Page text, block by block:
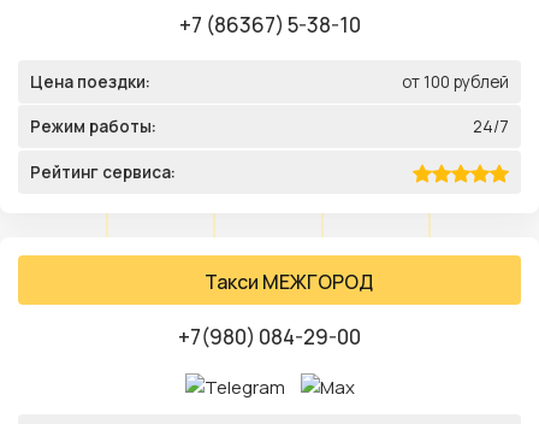
+7 (86367) 5-38-10
Цена поездки: от 100 рублей
Режим работы: 24/7
Рейтинг сервиса:
Такси МЕЖГОРОД
+7(980) 084-29-00